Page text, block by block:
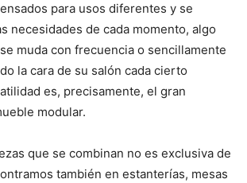
para usos diferentes y se
necesidades de cada momento, algo
muda con frecuencia o sencillamente
la cara de su salón cada cierto
es, precisamente, el gran
modular.
que se combinan no es exclusiva de
también en estanterías, mesas